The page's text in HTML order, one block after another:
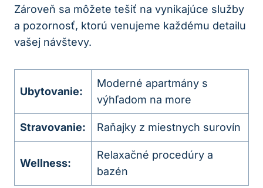
Zároveň sa môžete tešiť na vynikajúce služby
a pozornosť, ktorú venujeme každému detailu
vašej návštevy.
Ubytovanie:
Moderné apartmány s
výhľadom na more
Stravovanie: Raňajky z miestnych surovín
Wellness:
Relaxačné procedúry a
bazén